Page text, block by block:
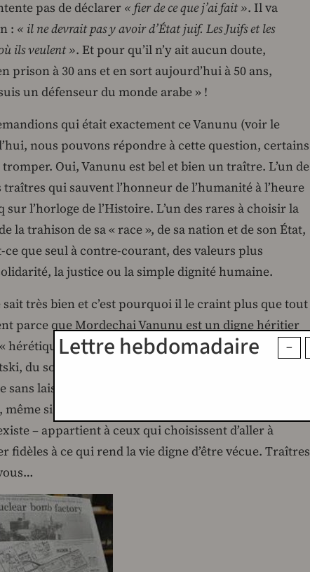
pas de déclarer « fier de ce que j’ai fait ». Il va
: « il ne devrait pas y avoir d’État juif. Les Juifs et les
ils veulent ». Et pour qu’il n’y ait aucun doute,
prison à 30 ans et en sort aujourd’hui à 50 ans,
un défenseur du monde arabe » !
qui était exactement ce Vanunu (voir le
nous pouvons répondre à cette question, certains
Oui, Vanunu est bel et bien un traître. L’un de
qui sauvent l’honneur de l’humanité à l’heure
l’horloge de l’Histoire. L’un des rares à choisir la
la trahison de sa « race », de sa nation et de son État,
que seul à contre-courant, des valeurs plus
la justice ou la simple dignité humaine.
sait très bien et c’est pourquoi il le craint plus que tout
parce que Mordechai Vanunu est un digne héritier
hérétiques » juifs Spinoza et Marx, Einstein et
du socialiste Bund et des insurgés du ghetto de
laisser de trace derrière lui. Vain effort. Même si
si les victoires du nationalisme barbare se
– appartient à ceux qui choisissent d’aller à
à ce qui rend la vie digne d’être vécue. Traîtres
−
Lettre hebdomadaire